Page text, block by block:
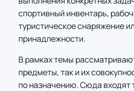
спортивный инвентарь,
туристическое снаряжение
принадлежности.
В рамках темы
предметы, так и их
по назначению. Сюда входят